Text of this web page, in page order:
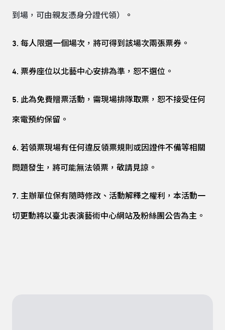
到場，可由親友憑身分證代領） 。
3. 每人限選一個場次，將可得到該場次兩張票券。
4. 票券座位以北藝中心安排為準，恕不選位。
5. 此為免費贈票活動，需現場排隊取票，恕不接受任何
來電預約保留。
6. 若領票現場有任何違反領票規則或因證件不備等相關
問題發生，將可能無法領票，敬請見諒。
7. 主辦單位保有隨時修改、活動解釋之權利，本活動一
切更動將以臺北表演藝術中心網站及粉絲團公告為主。